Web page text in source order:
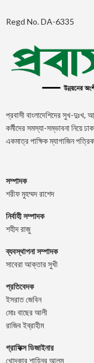
Regd No. DA-6335
প্রবাসী বাংলাদেশিদের সুখ-দুঃখ,
কর্মীদের সমস্যা-সম্ভাবনা নিয়ে
একমাত্র পাক্ষিক ম্যাগাজিন
সম্পাদক
শরীফ মুহম্মদ রাশেদ
নির্বাহী সম্পাদক
শহীদ রাজু
ব্যবস্থাপনা সম্পাদক
সাবেরা আক্তার সুখী
প্রতিবেদক
ইসরাত জেবিন
মোঃ বাছের আলী
রাজিব ইব্রাহীম
গ্রাফিক্স ডিজাইনার
খোন্দকার শাহিনুর আলম